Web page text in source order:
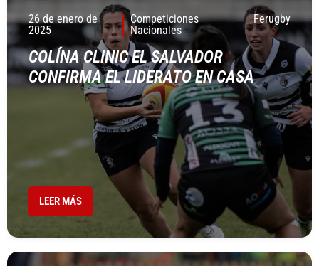
26 de enero de
2025
Competiciones
Nacionales
Ferugby
COLÍNA CLINIC EL SALVADOR
CONFIRMA EL LIDERATO EN CASA
LEER MÁS